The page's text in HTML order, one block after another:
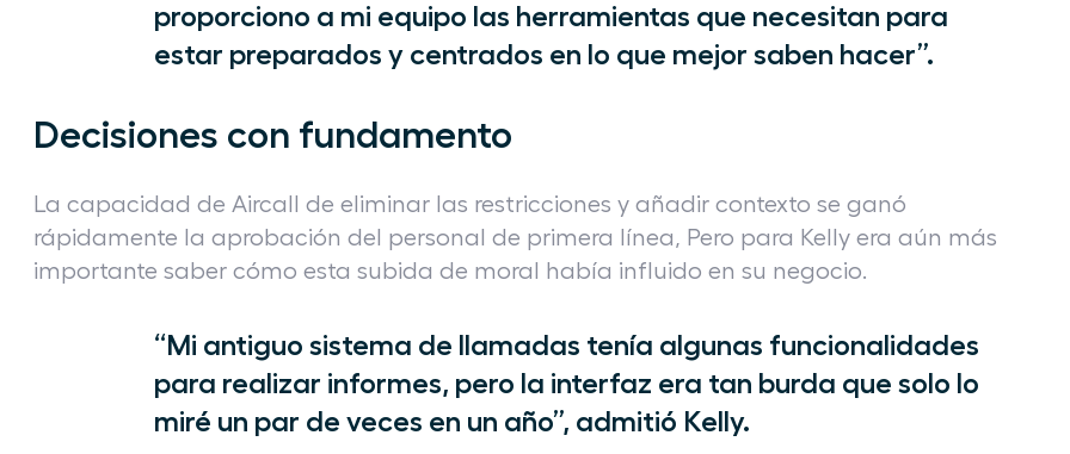
proporciono a mi equipo las herramientas que necesitan para
estar preparados y centrados en lo que mejor saben hacer”.
Decisiones con fundamento
La capacidad de Aircall de eliminar las restricciones y añadir contexto se ganó
rápidamente la aprobación del personal de primera línea, Pero para Kelly era aún más
importante saber cómo esta subida de moral había influido en su negocio.
“Mi antiguo sistema de llamadas tenía algunas funcionalidades
para realizar informes, pero la interfaz era tan burda que solo lo
miré un par de veces en un año”, admitió Kelly.